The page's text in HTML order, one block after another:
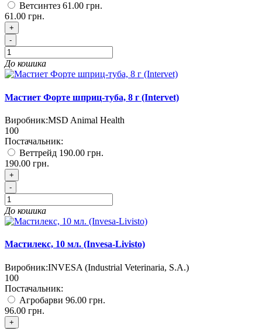
Ветсинтез 61.00 грн.
61.00 грн.
+
-
До кошика
Мастиет Форте шприц-туба, 8 г (Intervet)
Виробник:MSD Animal Health
100
Постачальник:
Веттрейд 190.00 грн.
190.00 грн.
+
-
До кошика
Мастилекс, 10 мл. (Invesa-Livisto)
Виробник:INVESA (Industrial Veterinaria, S.A.)
100
Постачальник:
Агробарви 96.00 грн.
96.00 грн.
+